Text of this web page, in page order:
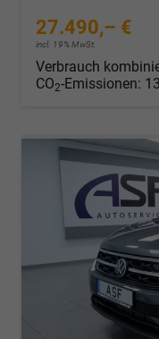
27.490,– €
incl. 19% MwSt.
Verbrauch
CO2-Emissionen: